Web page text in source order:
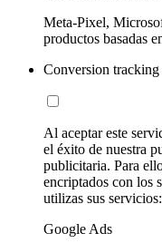
Meta-Pixel,
productos basadas
Conversion
Al aceptar este
el éxito de nuestra
publicitaria. Para
encriptados con los
utilizas sus servicios:
Google Ads